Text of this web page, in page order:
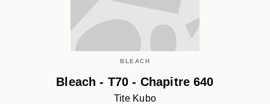
BLEACH
Bleach - T70 - Chapitre 640
Tite Kubo